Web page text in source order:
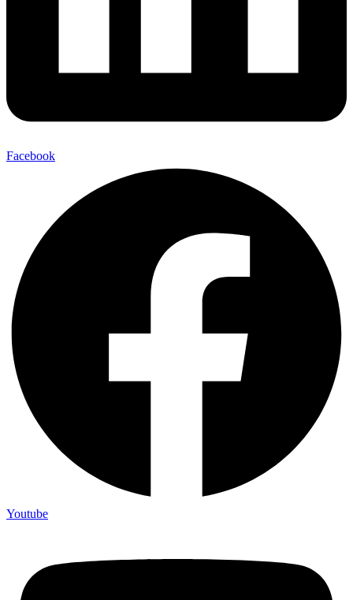
Facebook
Youtube